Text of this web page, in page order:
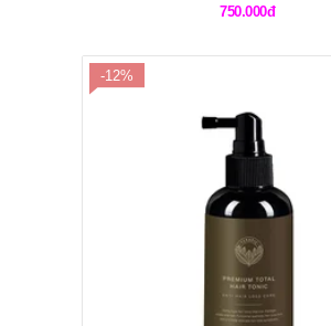
750.000đ
-12%